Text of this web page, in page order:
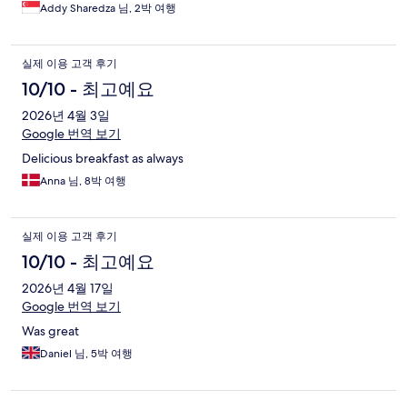
Addy Sharedza 님, 2박 여행
실제 이용 고객 후기
10/10 - 최고예요
2026년 4월 3일
Google 번역 보기
Delicious breakfast as always
Anna 님, 8박 여행
실제 이용 고객 후기
10/10 - 최고예요
2026년 4월 17일
Google 번역 보기
Was great
Daniel 님, 5박 여행